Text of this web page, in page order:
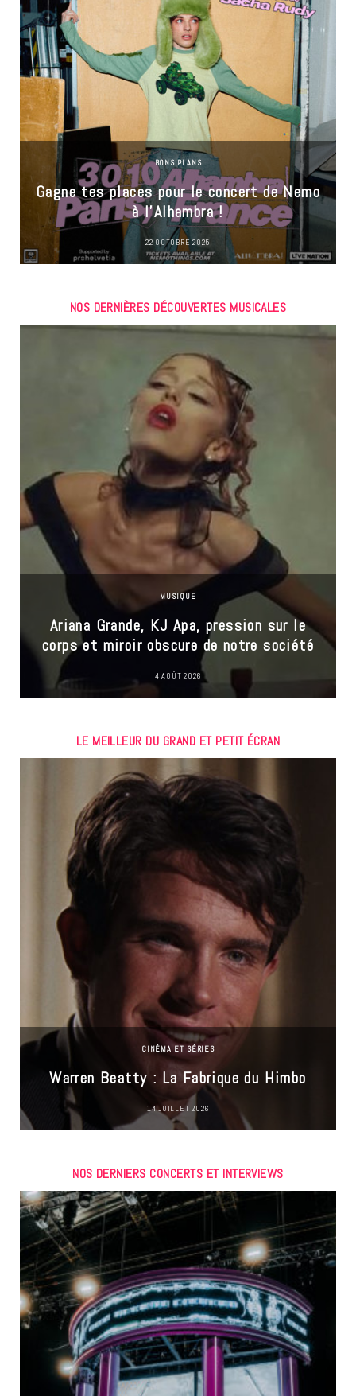
BONS PLANS
Gagne tes places pour le concert de Nemo
à l’Alhambra !
22 OCTOBRE 2025
NOS DERNIÈRES DÉCOUVERTES MUSICALES
MUSIQUE
Ariana Grande, KJ Apa, pression sur le
corps et miroir obscure de notre société
4 AOÛT 2026
LE MEILLEUR DU GRAND ET PETIT ÉCRAN
CINÉMA ET SÉRIES
Warren Beatty : La Fabrique du Himbo
14 JUILLET 2026
NOS DERNIERS CONCERTS ET INTERVIEWS